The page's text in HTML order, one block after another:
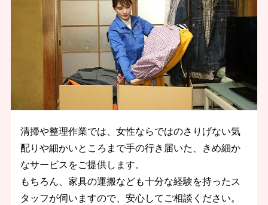
清掃や整理作業では、女性ならではのさりげない気
配りや細かいところまで手の行き届いた、きめ細か
なサービスをご提供します。
もちろん、家具の運搬なども十分な経験を持ったス
タッフが伺いますので、安心してご相談ください。